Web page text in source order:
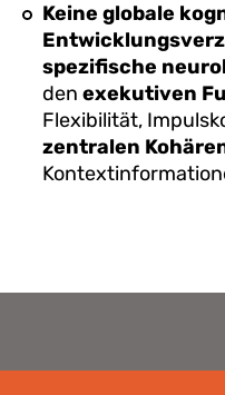
Keine globale
spezifische
den exekutiven
Flexibilität,
zentralen